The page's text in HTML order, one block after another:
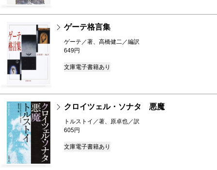
ゲーテ格言集
ゲーテ／著、高橋健二／編訳
649円
文庫電子書籍あり
クロイツェル・ソナタ 悪魔
トルストイ／著、原卓也／訳
605円
文庫電子書籍あり